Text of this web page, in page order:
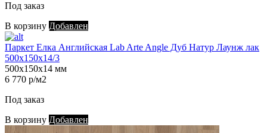
Под заказ
В корзину Добавлен
Паркет Елка Английская Lab Arte Angle Дуб Натур Лаунж лак
500х150х14/3
500х150х14 мм
6 770 р/м2
Под заказ
В корзину Добавлен